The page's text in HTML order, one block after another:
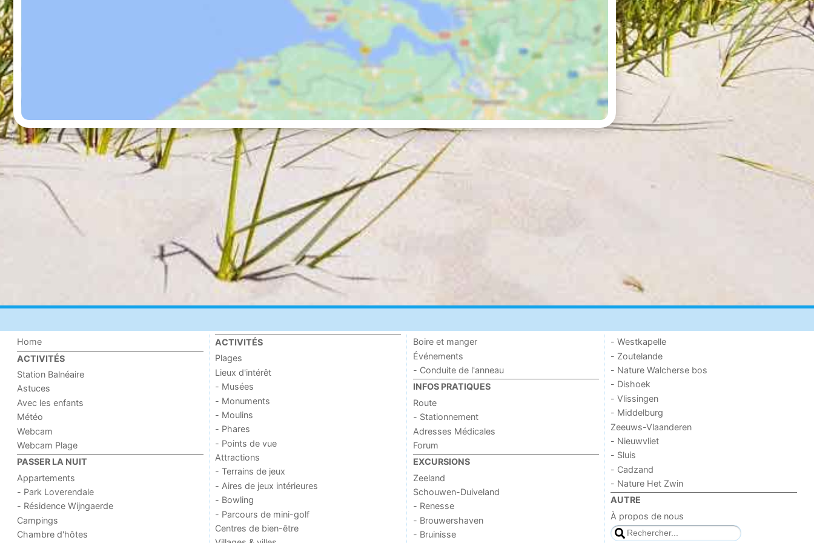
Home
ACTIVITÉS
Station Balnéaire
Astuces
Avec les enfants
Météo
Webcam
Webcam Plage
PASSER LA NUIT
Appartements
- Park Loverendale
- Résidence Wijngaerde
Campings
Chambre d'hôtes
ACTIVITÉS
Plages
Lieux d'intérêt
- Musées
- Monuments
- Moulins
- Phares
- Points de vue
Attractions
- Terrains de jeux
- Aires de jeux intérieures
- Bowling
- Parcours de mini-golf
Centres de bien-être
Boire et manger
Événements
- Conduite de l'anneau
INFOS PRATIQUES
Route
- Stationnement
Adresses Médicales
Forum
EXCURSIONS
Zeeland
Schouwen-Duiveland
- Renesse
- Brouwershaven
- Bruinisse
- Westkapelle
- Zoutelande
- Nature Walcherse bos
- Dishoek
- Vlissingen
- Middelburg
Zeeuws-Vlaanderen
- Nieuwvliet
- Sluis
- Cadzand
- Nature Het Zwin
AUTRE
À propos de nous